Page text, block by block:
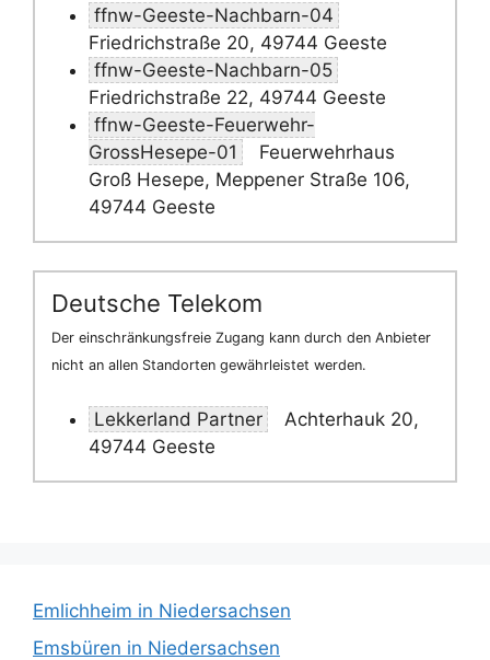
ffnw-Geeste-Nachbarn-04
Friedrichstraße 20, 49744 Geeste
ffnw-Geeste-Nachbarn-05
Friedrichstraße 22, 49744 Geeste
ffnw-Geeste-Feuerwehr-
GrossHesepe-01
Feuerwehrhaus
Groß Hesepe, Meppener Straße 106,
49744 Geeste
Deutsche Telekom
Der einschränkungsfreie Zugang kann durch den Anbieter
nicht an allen Standorten gewährleistet werden.
Lekkerland Partner
Achterhauk 20,
49744 Geeste
Emlichheim in Niedersachsen
Emsbüren in Niedersachsen